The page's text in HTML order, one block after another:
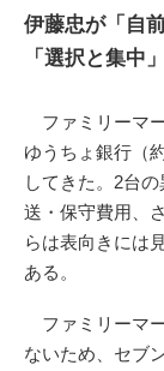
伊藤忠が「自
「選択と集中」
ファミリーマ
ゆうちょ銀行（
してきた。2台
送・保守費用、
らは表向きには
ある。
ファミリーマ
ないため、セブ